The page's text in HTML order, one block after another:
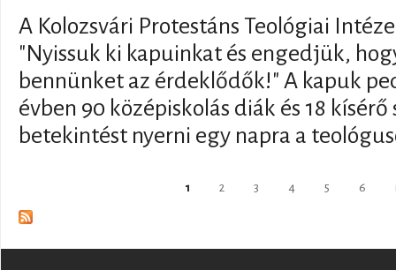
A Kolozsvári Protestáns Teológiai
"Nyissuk ki kapuinkat és engedjük,
bennünket az érdeklődők!" A kapuk
évben 90 középiskolás diák és 18
betekintést nyerni egy napra a
1 2 3 4 5 6